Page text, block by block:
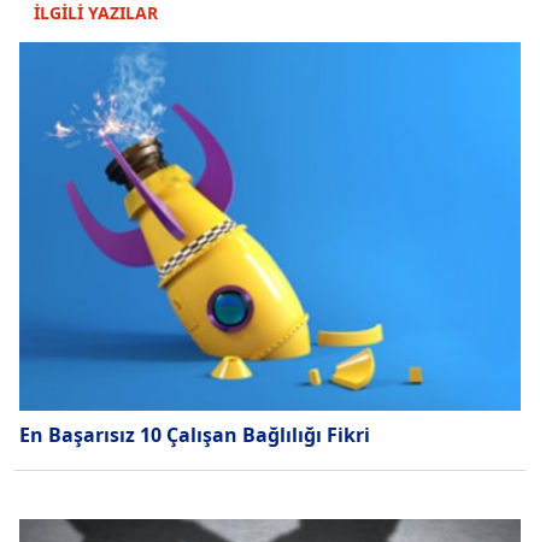
İLGİLİ YAZILAR
En Başarısız 10 Çalışan Bağlılığı Fikri